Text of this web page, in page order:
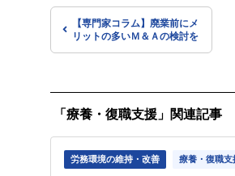
【専門家コラム】廃業前にメ
リットの多いＭ＆Ａの検討を
「療養・復職支援」関連記事
労務環境の維持・改善 療養・復職支